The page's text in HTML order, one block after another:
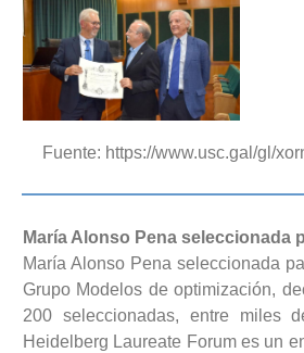
Fuente: https://www.usc.gal/gl/
María Alonso Pena seleccionada
María Alonso Pena seleccionada
Grupo Modelos de optimización,
200 seleccionadas, entre miles
Heidelberg Laureate Forum es un